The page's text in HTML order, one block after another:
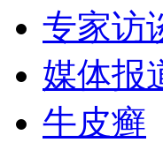
专家访
媒体报
牛皮癣